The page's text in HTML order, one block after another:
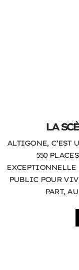
LA
ALTIGONE,
550
EXCEPTIONNELLE
PUBLIC POUR
PART,